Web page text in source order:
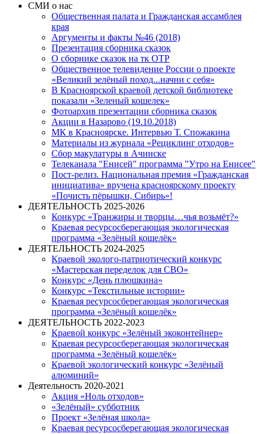
СМИ о нас
Общественная палата и Гражданская ассамблея
края
Аргументы и факты №46 (2018)
Презентация сборника сказок
О сборнике сказок на тк ОТР
Общественное телевидение России о проекте
«Великий зелёный поход...начни с себя»
В Красноярской краевой детской библиотеке
показали «Зеленый кошелек»
Фотоархив презентации сборника сказок
Акции в Назарово (19.10.2018)
МК в Красноярске. Интервью Т. Спожакина
Материалы из журнала «Рециклинг отходов»
Сбор макулатуры в Ачинске
Телеканала "Енисей" программа "Утро на Енисее"
Пост-релиз. Национальная премия «Гражданская
инициатива» вручена красноярскому проекту
«Почисть пёрышки, Сибирь»!
ДЕЯТЕЛЬНОСТЬ 2025-2026
Конкурс «Транжиры и творцы…чья возьмёт?»
Краевая ресурсосберегающая экологическая
программа «Зелёный кошелёк»
ДЕЯТЕЛЬНОСТЬ 2024-2025
Краевой эколого-патриотический конкурс
«Мастерская переделок для СВО»
Конкурс «День плюшкина»
Конкурс «Текстильные истории»
Краевая ресурсосберегающая экологическая
программа «Зелёный кошелёк»
ДЕЯТЕЛЬНОСТЬ 2022-2023
Краевой конкурс «Зелёный экоконтейнер»
Краевая ресурсосберегающая экологическая
программа «Зелёный кошелёк»
Краевой экологический конкурс «Зелёный
алюминий»
Деятельность 2020-2021
Акция «Ноль отходов»
«Зелёный» субботник
Проект «Зелёная школа»
Краевая ресурсосберегающая экологическая